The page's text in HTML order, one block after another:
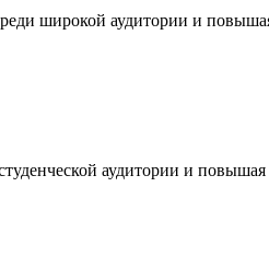
широкой аудитории и
аудитории и